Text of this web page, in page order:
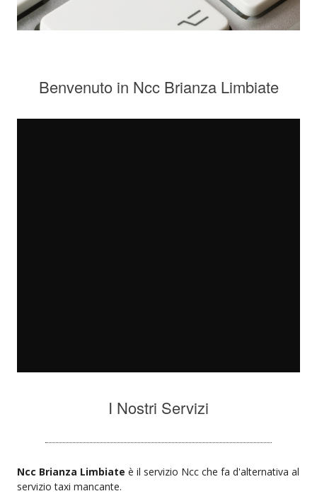
Benvenuto in Ncc Brianza Limbiate
I Nostri Servizi
Ncc Brianza Limbiate è il servizio Ncc che fa d'alternativa al
servizio taxi mancante.